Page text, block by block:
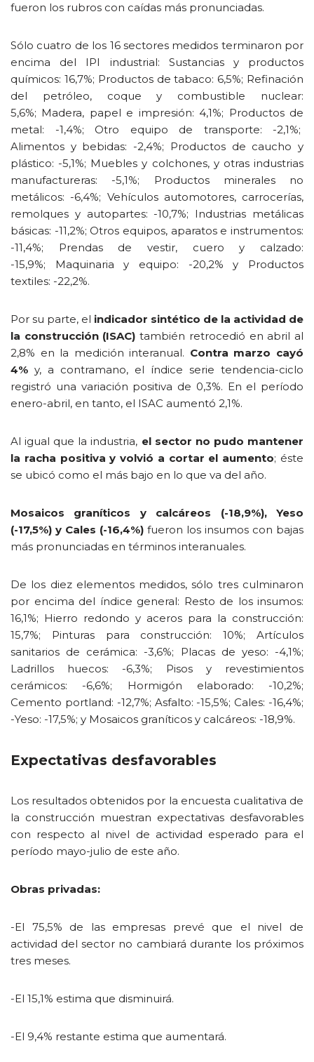
fueron los rubros con caídas más pronunciadas.
Sólo cuatro de los 16 sectores medidos terminaron por
encima del IPI industrial: Sustancias y productos
químicos: 16,7%; Productos de tabaco: 6,5%; Refinación
del petróleo, coque y combustible nuclear:
5,6%; Madera, papel e impresión: 4,1%; Productos de
metal: -1,4%; Otro equipo de transporte: -2,1%;
Alimentos y bebidas: -2,4%; Productos de caucho y
plástico: -5,1%; Muebles y colchones, y otras industrias
manufactureras: -5,1%; Productos minerales no
metálicos: -6,4%; Vehículos automotores, carrocerías,
remolques y autopartes: -10,7%; Industrias metálicas
básicas: -11,2%; Otros equipos, aparatos e instrumentos:
-11,4%; Prendas de vestir, cuero y calzado:
-15,9%; Maquinaria y equipo: -20,2% y Productos
textiles: -22,2%.
Por su parte, el indicador sintético de la actividad de
la construcción (ISAC)también retrocedió en abril al
2,8% en la medición interanual. Contra marzo cayó
4% y, a contramano, el índice serie tendencia-ciclo
registró una variación positiva de 0,3%. En el período
enero-abril, en tanto, el ISAC aumentó 2,1%.
Al igual que la industria, el sector no pudo mantener
la racha positiva y volvió a cortar el aumento; éste
se ubicó como el más bajo en lo que va del año.
Mosaicos graníticos y calcáreos (-18,9%), Yeso
(-17,5%) y Cales (-16,4%) fueron los insumos con bajas
más pronunciadas en términos interanuales.
De los diez elementos medidos, sólo tres culminaron
por encima del índice general: Resto de los insumos:
16,1%; Hierro redondo y aceros para la construcción:
15,7%; Pinturas para construcción: 10%; Artículos
sanitarios de cerámica: -3,6%; Placas de yeso: -4,1%;
Ladrillos huecos: -6,3%; Pisos y revestimientos
cerámicos: -6,6%; Hormigón elaborado: -10,2%;
Cemento portland: -12,7%; Asfalto: -15,5%; Cales: -16,4%;
-Yeso: -17,5%; y Mosaicos graníticos y calcáreos: -18,9%.
Expectativas desfavorables
Los resultados obtenidos por la encuesta cualitativa de
la construcción muestran expectativas desfavorables
con respecto al nivel de actividad esperado para el
período mayo-julio de este año.
Obras privadas:
-El 75,5% de las empresas prevé que el nivel de
actividad del sector no cambiará durante los próximos
tres meses.
-El 15,1% estima que disminuirá.
-El 9,4% restante estima que aumentará.